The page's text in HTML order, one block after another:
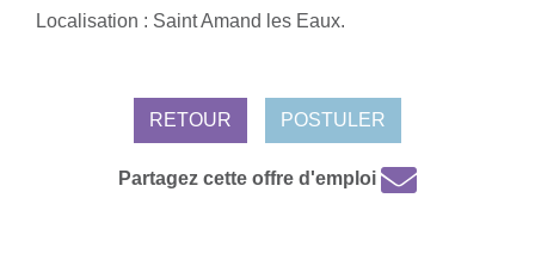
Localisation : Saint Amand les Eaux.
RETOUR POSTULER
Partagez cette offre d'emploi